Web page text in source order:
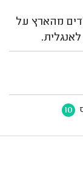
מהארץ על
10